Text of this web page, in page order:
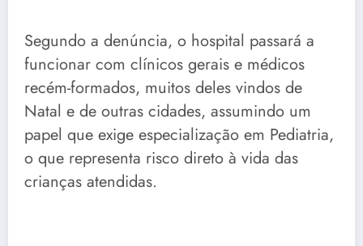
Segundo a denúncia, o hospital passará a
funcionar com clínicos gerais e médicos
recém-formados, muitos deles vindos de
Natal e de outras cidades, assumindo um
papel que exige especialização em Pediatria,
o que representa risco direto à vida das
crianças atendidas.